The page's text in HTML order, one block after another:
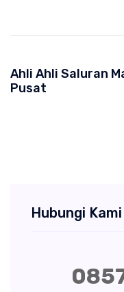
Ahli Ahli Saluran
Pusat
Hubungi Kami